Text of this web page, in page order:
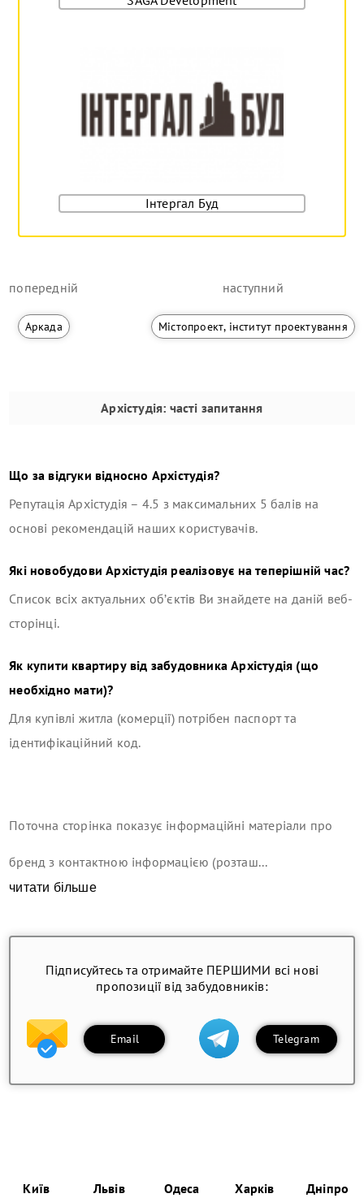
Інтергал Буд
попередній
Аркада
наступний
Містопроект, інститут проектування
Архістудія: часті запитання
Що за відгуки відносно Архістудія?
РепутаціяАрхістудія – 4.5 з максимальних 5 балів на
основі рекомендацій наших користувачів.
Які новобудовиАрхістудія реалізовує на теперішній час?
Список всіх актуальних об’єктів Ви знайдете на даній веб-
сторінці.
Як купити квартиру від забудовникаАрхістудія (що
необхідно мати)?
Для купівлі житла (комерції) потрібен паспорт та
ідентифікаційний код.
Поточна сторінка показує інформаційні матеріали про
бренд з контактною інформацією (розташ...
читати більше
Підписуйтесь та отримайте ПЕРШИМИ всі нові
пропозиції від забудовників:
Email Telegram
Київ Львів Одеса Харків Дніпро